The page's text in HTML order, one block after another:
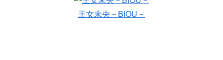
王女未央－BIOU－